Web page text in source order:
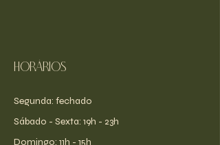
Horários
Segunda: fechado
​​Sábado - Sexta: 19h - 23h
​Domingo: 11h - 15h